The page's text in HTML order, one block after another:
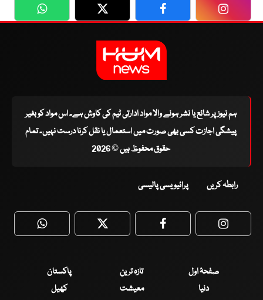
WhatsApp Twitter Facebook
ہم نیوز پر شائع یا نشر ہونے والا مواد ادارتی ٹیم کی کاوش ہے۔ اس مواد کو بغیر
پیشگی اجازت کسی بھی صورت میں استعمال یا نقل کرنا درست نہیں۔ تمام
حقوق محفوظ ہیں © 2026
رابطہ کریں پرائیویسی پالیسی
WhatsApp Twitter Facebook
صفحۂ اول تازہ ترین
پاکستان
دنیا
معیشت
کھیل